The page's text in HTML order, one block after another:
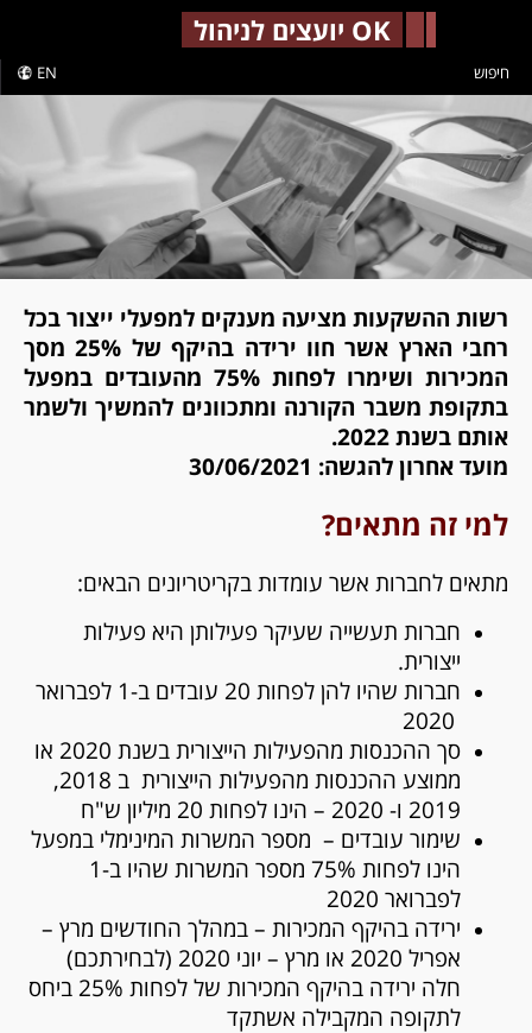
OK יועצים לניהול
EN חיפוש
רשות ההשקעות מציעה מענקים למפעלי ייצור בכל
רחבי הארץ אשר חוו ירידה בהיקף של 25% מסך
המכירות ושימרו לפחות 75% מהעובדים במפעל
בתקופת משבר הקורנה ומתכוונים להמשיך ולשמר
אותם בשנת 2022.
מועד אחרון להגשה: 30/06/2021
למי זה מתאים?
מתאים לחברות אשר עומדות בקריטריונים הבאים:
חברות תעשייה שעיקר פעילותן היא פעילות
ייצורית.
חברות שהיו להן לפחות 20 עובדים ב-1 לפברואר
סך ההכנסות מהפעילות הייצורית בשנת 2020 או
ממוצע ההכנסות מהפעילות הייצורית ב 2018,
2019 ו- 2020 – הינו לפחות 20 מיליון ש"ח
שימור עובדים – מספר המשרות המינימלי במפעל
הינו לפחות 75% מספר המשרות שהיו ב-1
לפברואר 2020
ירידה בהיקף המכירות – במהלך החודשים מרץ –
אפריל 2020 או מרץ – יוני 2020 (לבחירתכם)
חלה ירידה בהיקף המכירות של לפחות 25% ביחס
לתקופה המקבילה אשתקד